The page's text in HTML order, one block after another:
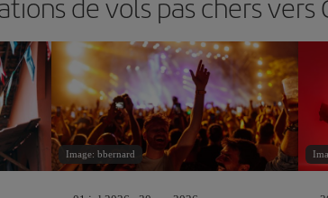
Image: bbernard